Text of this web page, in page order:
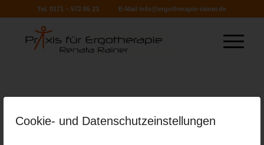
Cookie- und Datenschutzeinstellungen
Tel. 0171 – 572 65 23 E-Mail info@ergotherapie-rainer.de